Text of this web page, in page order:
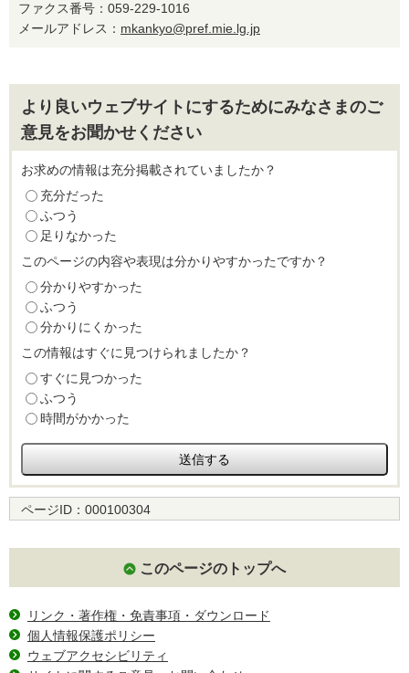
ファクス番号：059-229-1016
メールアドレス： mkankyo@pref.mie.lg.jp
より良いウェブサイトにするためにみなさまのご
意見をお聞かせください
お求めの情報は充分掲載されていましたか？
充分だった
ふつう
足りなかった
このページの内容や表現は分かりやすかったですか？
分かりやすかった
ふつう
分かりにくかった
この情報はすぐに見つけられましたか？
すぐに見つかった
ふつう
時間がかかった
ページID： 000100304
このページのトップへ
リンク・著作権・免責事項・ダウンロード
個人情報保護ポリシー
ウェブアクセシビリティ